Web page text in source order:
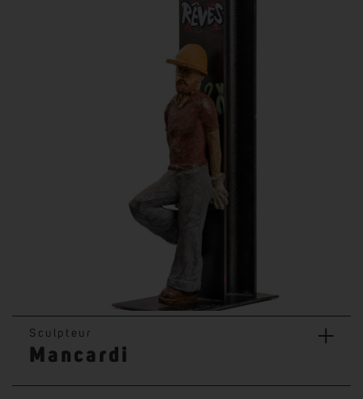
Sculpteur +
Mancardi